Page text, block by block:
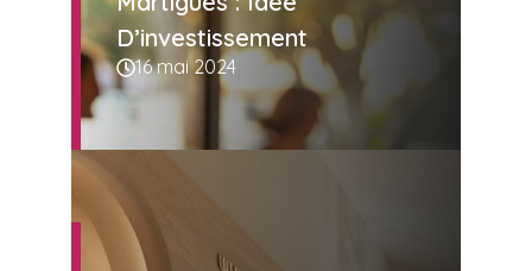
D’investissement
16 mai 2024